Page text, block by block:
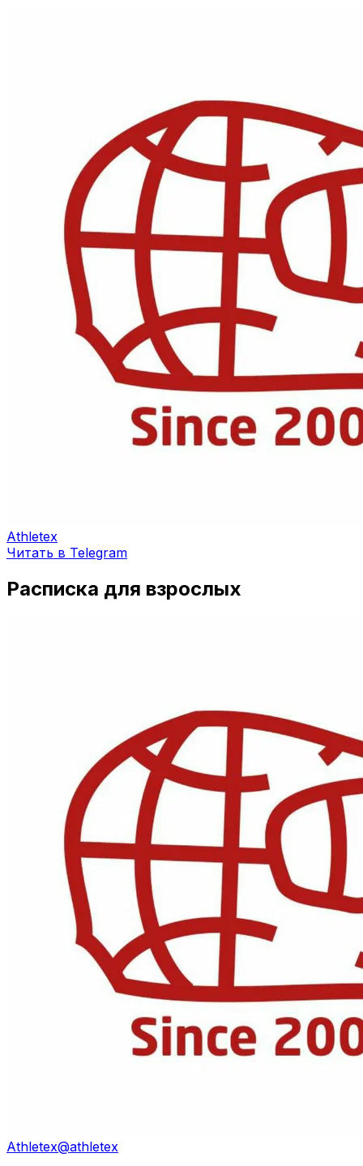
Athletex
Читать в Telegram
Расписка для взрослых
Athletex@athletex